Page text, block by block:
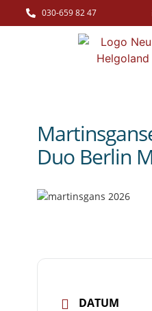
030-659 82 47
Duo Berlin
DATUM